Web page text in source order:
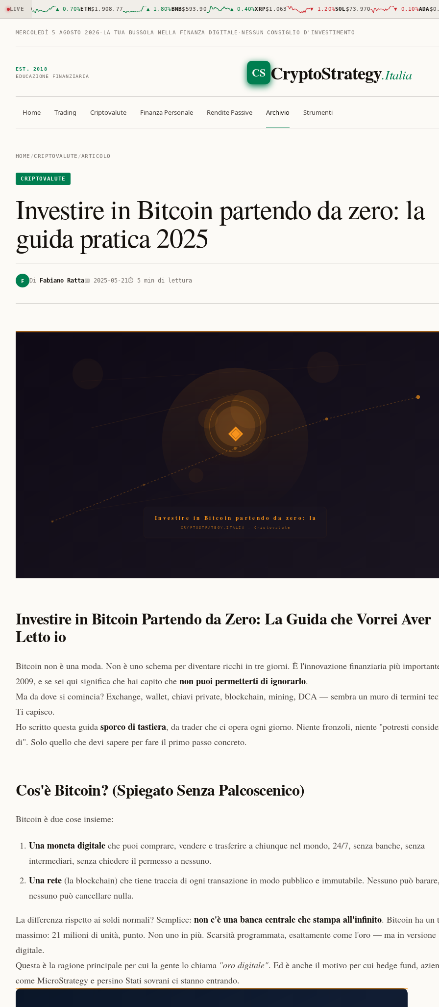
LIVE ▲ 0.70 % ETH$1,908.77 1.80 % BNB$593.90 ▲ 0.40 % XRP$1.063 1.20 % SOL$73.970 ▼ 0.10 % ADA
MERCOLEDÌ 5 AGOSTO 2026 · LA TUA BUSSOLA NELLA FINANZA DIGITALE ·NESSUN CONSIGLIO D'INVESTIMENTO
EST. 2018
EDUCAZIONE FINANZIARIA
CS CryptoStrategy.Italia
Home Trading Criptovalute Finanza Personale Rendite Passive Archivio Strumenti
HOME /CRIPTOVALUTE /ARTICOLO
CRIPTOVALUTE
Investire in Bitcoin partendo da zero: la
guida pratica 2025
F Di Fabiano Ratta📅 2025-05-21⏱ 5 min di lettura
Investire in Bitcoin Partendo da Zero: La Guida che Vorrei Aver
Letto io
Bitcoin non è una moda. Non è uno schema per diventare ricchi in tre giorni. È l'innovazione finanziaria più
2009, e se sei qui significa che hai capito che non puoi permetterti di ignorarlo.
Ma da dove si comincia? Exchange, wallet, chiavi private, blockchain, mining, DCA — sembra un muro di termini
Ti capisco.
Ho scritto questa guida sporco di tastiera, da trader che ci opera ogni giorno. Niente fronzoli, niente "potresti
di". Solo quello che devi sapere per fare il primo passo concreto.
Cos'è Bitcoin? (Spiegato Senza Palcoscenico)
Bitcoin è due cose insieme:
Una moneta digitale che puoi comprare, vendere e trasferire a chiunque nel mondo, 24/7, senza banche, senza
intermediari, senza chiedere il permesso a nessuno.
Una rete (la blockchain) che tiene traccia di ogni transazione in modo pubblico e immutabile. Nessuno può barare,
nessuno può cancellare nulla.
La differenza rispetto ai soldi normali? Semplice: non c'è una banca centrale che stampa all'infinito. Bitcoin ha un
massimo: 21 milioni di unità, punto. Non uno in più. Scarsità programmata, esattamente come l'oro — ma in versione
digitale.
Questa è la ragione principale per cui la gente lo chiama "oro digitale". Ed è anche il motivo per cui hedge fund,
come MicroStrategy e persino Stati sovrani ci stanno entrando.